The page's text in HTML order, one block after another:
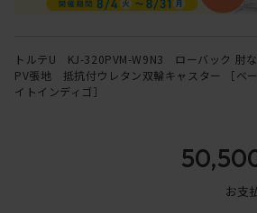
トルテU KJ-320PVM-W9N3 ローバック 肘
PV張地 抵抗付ウレタン双輪キャスター ［ベ
イトインディゴ］
お支